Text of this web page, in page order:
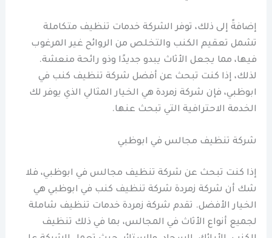
إضافةً إلى ذلك، توفر الشركة خدمات تنظيف متكاملة
تشمل تعقيم الكنب والتخلص من الروائح غير المرغوب
فيها، مما يجعل الأثاث يبدو جديدًا وذو رائحة منعشة.
لذلك، إذا كنت تبحث عن أفضل شركة تنظيف كنب في
ابوظبي، فإن شركة زمردة هي الخيار المثالي الذي يوفر لك
الخدمة الاحترافية التي تبحث عنها.
شركة تنظيف مجالس في ابوظبي
إذا كنت تبحث عن شركة تنظيف مجالس في ابوظبي، فلا
شك أن شركة زمردة شركة تنظيف كنب في ابوظبي هي
الخيار الأفضل. تقدم شركة زمردة خدمات تنظيف شاملة
لجميع أنواع الأثاث في المجالس، بما في ذلك تنظيف